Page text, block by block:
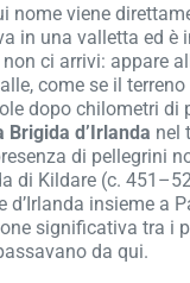
nome viene
in una valletta ed è
ci arrivi: appare
come se il
dopo chilometri di
Brigida d’Irlanda nel
di pellegrini
di Kildare (c.
d’Irlanda insieme a
significativa tra i
da qui.